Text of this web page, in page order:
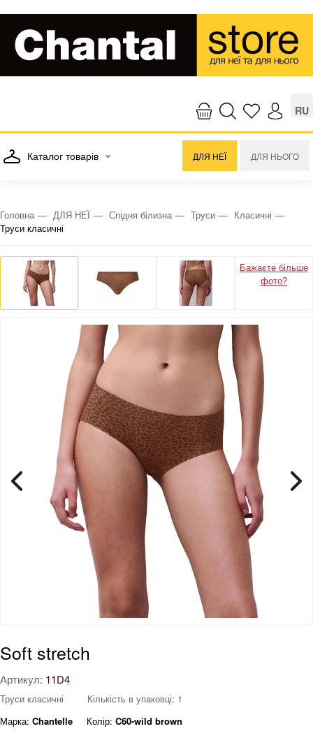
RU
Каталог товарів ДЛЯ НЕЇ ДЛЯ НЬОГО
Головна ДЛЯ НЕЇ Спідня білизна Труси
Класичні
Труси класичні
Бажаєте більше
фото?
Soft stretch
Артикул: 11D4
Труси класичні
Кількість в упаковці: 1
Марка: Chantelle Колір: C60-wild brown